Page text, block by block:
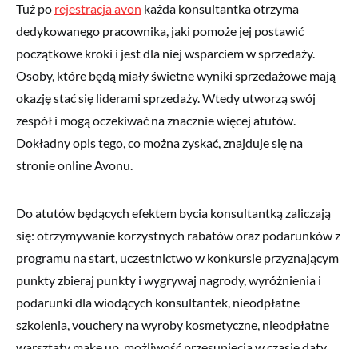
Tuż po rejestracja avon każda konsultantka otrzyma
dedykowanego pracownika, jaki pomoże jej postawić
początkowe kroki i jest dla niej wsparciem w sprzedaży.
Osoby, które będą miały świetne wyniki sprzedażowe mają
okazję stać się liderami sprzedaży. Wtedy utworzą swój
zespół i mogą oczekiwać na znacznie więcej atutów.
Dokładny opis tego, co można zyskać, znajduje się na
stronie online Avonu.
Do atutów będących efektem bycia konsultantką zaliczają
się: otrzymywanie korzystnych rabatów oraz podarunków z
programu na start, uczestnictwo w konkursie przyznającym
punkty zbieraj punkty i wygrywaj nagrody, wyróżnienia i
podarunki dla wiodących konsultantek, nieodpłatne
szkolenia, vouchery na wyroby kosmetyczne, nieodpłatne